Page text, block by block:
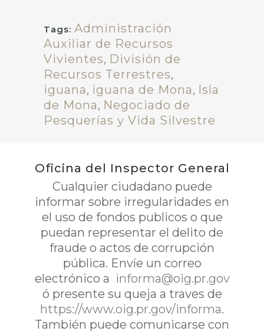
Tags: Administración
Auxiliar de Recursos
Vivientes, División de
Recursos Terrestres,
iguana, iguana de Mona, Isla
de Mona, Negociado de
Pesquerías y Vida Silvestre
Oficina del Inspector General
Cualquier ciudadano puede
informar sobre irregularidades en
el uso de fondos publicos o que
puedan representar el delito de
fraude o actos de corrupción
pública. Envíe un correo
electrónico a informa@oig.pr.gov
ó presente su queja a traves de
https://www.oig.pr.gov/informa.
También puede comunicarse con